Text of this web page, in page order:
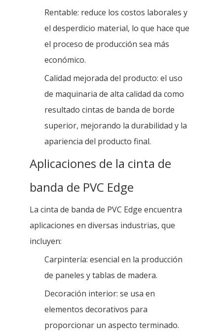
Rentable: reduce los costos laborales y
el desperdicio material, lo que hace que
el proceso de producción sea más
económico.
Calidad mejorada del producto: el uso
de maquinaria de alta calidad da como
resultado cintas de banda de borde
superior, mejorando la durabilidad y la
apariencia del producto final.
Aplicaciones de la cinta de
banda de PVC Edge
La cinta de banda de PVC Edge encuentra
aplicaciones en diversas industrias, que
incluyen:
Carpintería: esencial en la producción
de paneles y tablas de madera.
Decoración interior: se usa en
elementos decorativos para
proporcionar un aspecto terminado.